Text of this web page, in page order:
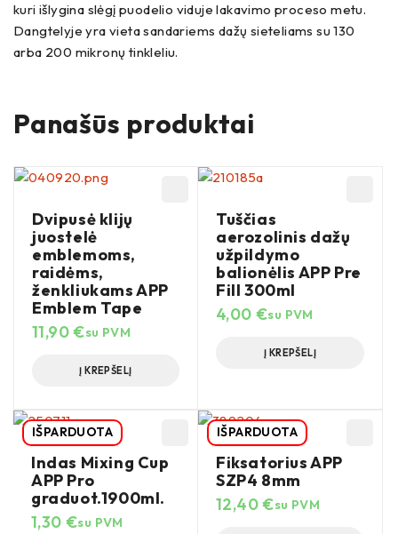
kuri išlygina slėgį puodelio viduje lakavimo proceso metu.
Dangtelyje yra vieta sandariems dažų sieteliams su 130
arba 200 mikronų tinkleliu.
Panašūs produktai
Dvipusė klijų
juostelė
emblemoms,
raidėms,
ženkliukams APP
Emblem Tape
11,90€su PVM
Į KREPŠELĮ
Tuščias
aerozolinis dažų
užpildymo
balionėlis APP Pre
Fill 300ml
4,00 €su PVM
Į KREPŠELĮ
IŠPARDUOTA
Indas Mixing Cup
APP Pro
graduot.1900ml.
1,30 €su PVM
IŠPARDUOTA
Fiksatorius APP
SZP4 8mm
12,40€su PVM